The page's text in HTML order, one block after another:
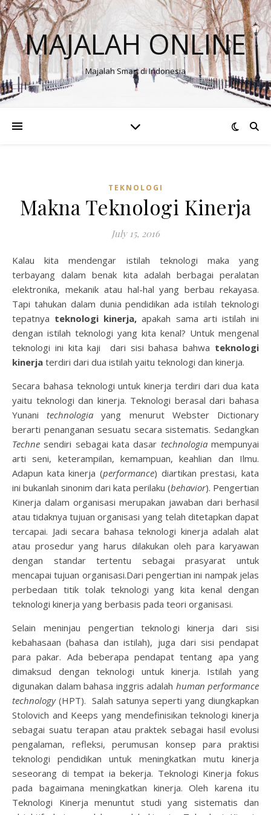
MAJALAH ONLINE
Majalah Smart di Indonesia
TEKNOLOGI
Makna Teknologi Kinerja
July 15, 2016
Kalau kita mendengar istilah teknologi maka yang
terbayang dalam benak kita adalah berbagai peralatan
elektronika, mekanik atau hal-hal yang berbau rekayasa.
Tapi tahukan dalam dunia pendidikan ada istilah teknologi
tepatnya teknologi kinerja,apakah sama arti istilah ini
dengan istilah teknologi yang kita kenal? Untuk mengenal
teknologi ini kita kaji dari sisi bahasa bahwa teknologi
kinerja terdiri dari dua istilah yaitu teknologi dan kinerja.
Secara bahasa teknologi untuk kinerja terdiri dari dua kata
yaitu teknologi dan kinerja. Teknologi berasal dari bahasa
Yunanitechnologia yang menurut Webster Dictionary
berarti penanganan sesuatu secara sistematis. Sedangkan
Techne sendiri sebagai kata dasar technologiamempunyai
arti seni, keterampilan, kemampuan, keahlian dan Ilmu.
Adapun kata kinerja (performance) diartikan prestasi, kata
ini bukanlah sinonim dari kata perilaku (behavior). Pengertian
Kinerja dalam organisasi merupakan jawaban dari berhasil
atau tidaknya tujuan organisasi yang telah ditetapkan dapat
tercapai. Jadi secara bahasa teknologi kinerja adalah alat
atau prosedur yang harus dilakukan oleh para karyawan
dengan standar tertentu sebagai prasyarat untuk
mencapai tujuan organisasi.Dari pengertian ini nampak jelas
perbedaan titik tolak teknologi yang kita kenal dengan
teknologi kinerja yang berbasis pada teori organisasi.
Selain meninjau pengertian teknologi kinerja dari sisi
kebahasaan (bahasa dan istilah), juga dari sisi pendapat
para pakar. Ada beberapa pendapat tentang apa yang
dimaksud dengan teknologi untuk kinerja. Istilah yang
digunakan dalam bahasa inggris adalah human performance
technology (HPT). Salah satunya seperti yang diungkapkan
Stolovich and Keeps yang mendefinisikan teknologi kinerja
sebagai suatu terapan atau praktek sebagai hasil evolusi
pengalaman, refleksi, perumusan konsep para praktisi
teknologi pendidikan untuk meningkatkan mutu kinerja
seseorang di tempat ia bekerja. Teknologi Kinerja fokus
pada bagaimana meningkatkan kinerja. Oleh karena itu
Teknologi Kinerja menuntut studi yang sistematis dan